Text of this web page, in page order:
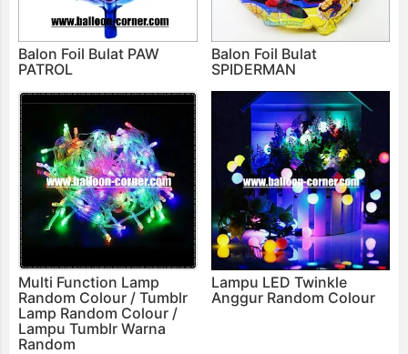
Balon Foil Bulat PAW
PATROL
Balon Foil Bulat
SPIDERMAN
Multi Function Lamp
Random Colour / Tumblr
Lamp Random Colour /
Lampu Tumblr Warna
Random
Lampu LED Twinkle
Anggur Random Colour